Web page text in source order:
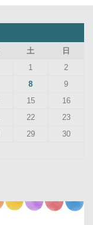
土
日
1
2
8
9
15
16
22
23
29
30